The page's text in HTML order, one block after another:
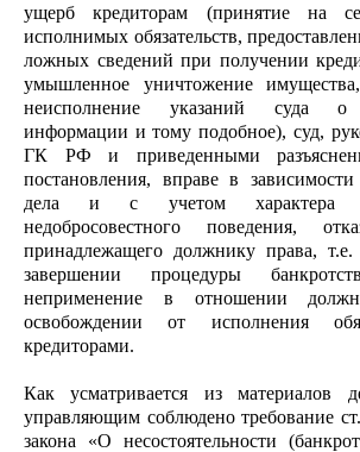
ущерб кредиторам (принятие на
исполнимых обязательств,
ложных сведений при получении
умышленное уничтожение
неисполнение указаний суда о
информации и тому подобное), суд,
ГК РФ и приведенными
постановления, вправе в зависимости
дела и с учетом характера и
недобросовестного поведения,
принадлежащего должнику права,
завершении процедуры
неприменение в отношении
освобождении от исполнения
кредиторами.
Как усматривается из материалов
управляющим соблюдено требование
закона «О несостоятельности